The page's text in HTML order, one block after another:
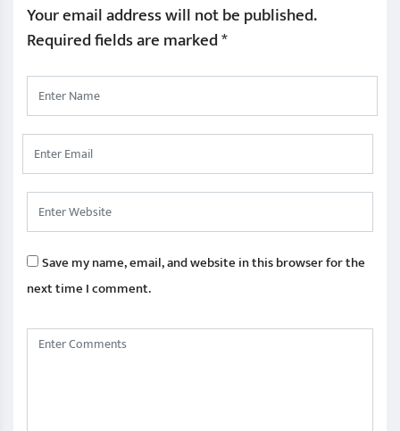
Your email address will not be published.
Required fields are marked*
Save my name, email, and website in this browser for the
next time I comment.